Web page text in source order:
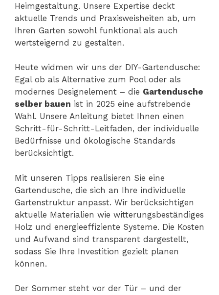
Heimgestaltung. Unsere Expertise deckt
aktuelle Trends und Praxisweisheiten ab, um
Ihren Garten sowohl funktional als auch
wertsteigernd zu gestalten.
Heute widmen wir uns der DIY-Gartendusche:
Egal ob als Alternative zum Pool oder als
modernes Designelement – die Gartendusche
selber bauen ist in 2025 eine aufstrebende
Wahl. Unsere Anleitung bietet Ihnen einen
Schritt-für-Schritt-Leitfaden, der individuelle
Bedürfnisse und ökologische Standards
berücksichtigt.
Mit unseren Tipps realisieren Sie eine
Gartendusche, die sich an Ihre individuelle
Gartenstruktur anpasst. Wir berücksichtigen
aktuelle Materialien wie witterungsbeständiges
Holz und energieeffiziente Systeme. Die Kosten
und Aufwand sind transparent dargestellt,
sodass Sie Ihre Investition gezielt planen
können.
Der Sommer steht vor der Tür – und der